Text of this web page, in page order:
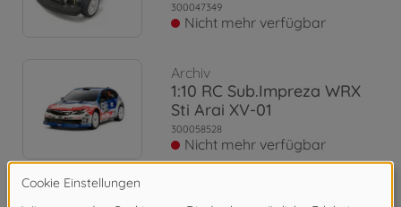
300047349
Nicht mehr verfügbar
Archiv
1:10 RC Sub.Impreza WRX
Sti Arai XV-01
300058528
Nicht mehr verfügbar